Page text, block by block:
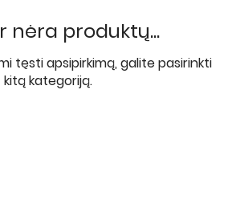
nėra produktų...
tęsti apsipirkimą, galite pasirinkti
kitą kategoriją.